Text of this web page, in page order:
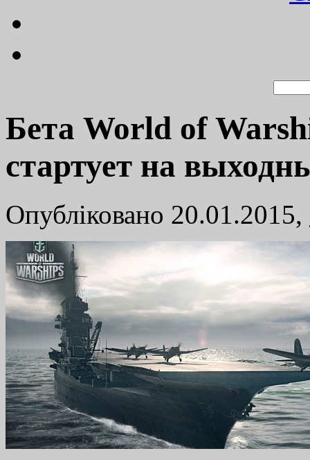
Бета World of
стартует на
Опубліковано 20.01.2015,